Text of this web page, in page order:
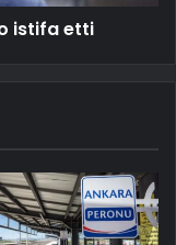
istifa etti